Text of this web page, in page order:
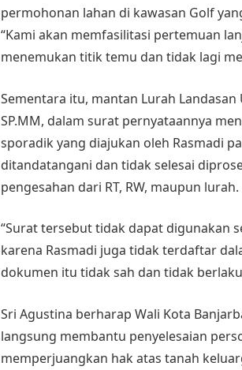
permohonan lahan di kawasan Golf
“Kami akan memfasilitasi pertemuan
menemukan titik temu dan tidak lagi
Sementara itu, mantan Lurah Landasan
SP.MM, dalam surat pernyataannya
sporadik yang diajukan oleh Rasmadi
ditandatangani dan tidak selesai
pengesahan dari RT, RW, maupun lurah.
“Surat tersebut tidak dapat digunakan
karena Rasmadi juga tidak terdaftar
dokumen itu tidak sah dan tidak
Sri Agustina berharap Wali Kota
langsung membantu penyelesaian
memperjuangkan hak atas tanah